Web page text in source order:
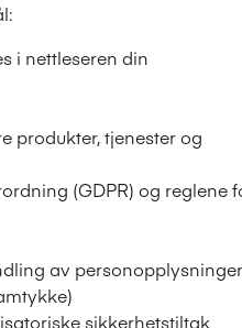
i nettleseren din
produkter, tjenester og
(GDPR) og reglene
av personopplysninger
sikkerhetstiltak